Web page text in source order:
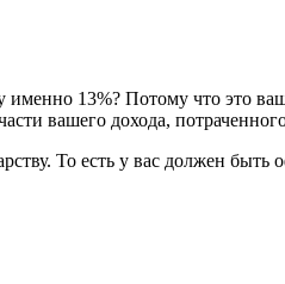
именно 13%? Потому что это
вашего дохода,
То есть у вас должен